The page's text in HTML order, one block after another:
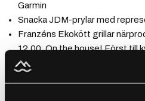
Garmin
Snacka JDM-prylar med
Franzéns Ekokött grillar
12.00. On the house! Först till
Båda dagarna: